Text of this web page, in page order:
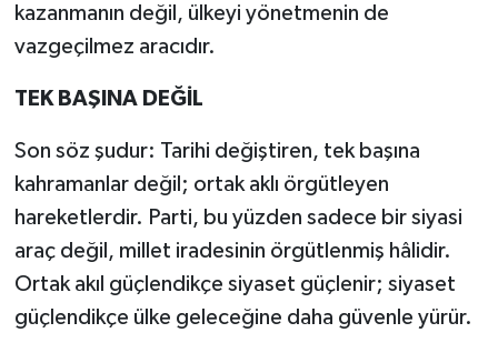
kazanmanın değil, ülkeyi yönetmenin de
vazgeçilmez aracıdır.
TEK BAŞINA DEĞİL
Son söz şudur: Tarihi değiştiren, tek başına
kahramanlar değil; ortak aklı örgütleyen
hareketlerdir. Parti, bu yüzden sadece bir siyasi
araç değil, millet iradesinin örgütlenmiş hâlidir.
Ortak akıl güçlendikçe siyaset güçlenir; siyaset
güçlendikçe ülke geleceğine daha güvenle yürür.